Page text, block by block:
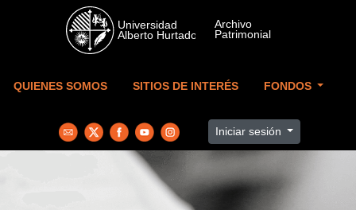
Skip to main content
QUIENES SOMOS SITIOS DE INTERÉS FONDOS
Iniciar sesión